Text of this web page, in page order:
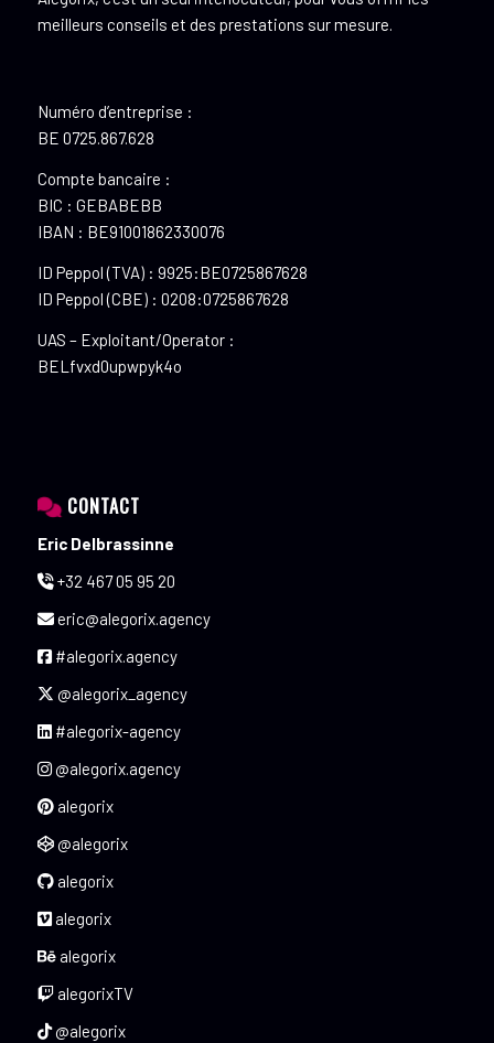
meilleurs conseils et des prestations sur mesure.
Numéro d’entreprise :
BE 0725.867.628
Compte bancaire :
BIC : GEBABEBB
IBAN : BE91001862330076
ID Peppol (TVA) : 9925:BE0725867628
ID Peppol (CBE) : 0208:0725867628
UAS – Exploitant/Operator :
BELfvxd0upwpyk4o
CONTACT
Eric Delbrassinne
+32 467 05 95 20
eric@alegorix.agency
#alegorix.agency
@alegorix_agency
#alegorix-agency
@alegorix.agency
alegorix
@alegorix
alegorix
alegorix
alegorix
alegorixTV
@alegorix